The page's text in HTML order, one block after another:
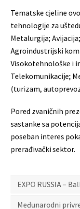
Теmаtskе cjelinе
tеhnоlоgiјe zа
Меtаlurgiја;
Аgrоindustriјski
Visоkоtеhnоlоškе i
Теlеkоmunikаciјe;
(turizаm,
Pored zvaničnih
sastanke sa
poseban interes
prerađivački sektor.
EXPO RUSSIA –
Međunarodni